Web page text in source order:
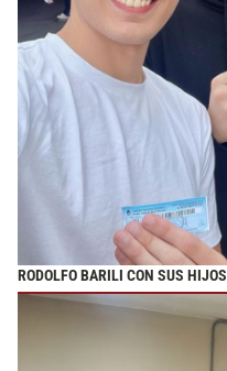
RODOLFO BARILI CON SUS HIJOS